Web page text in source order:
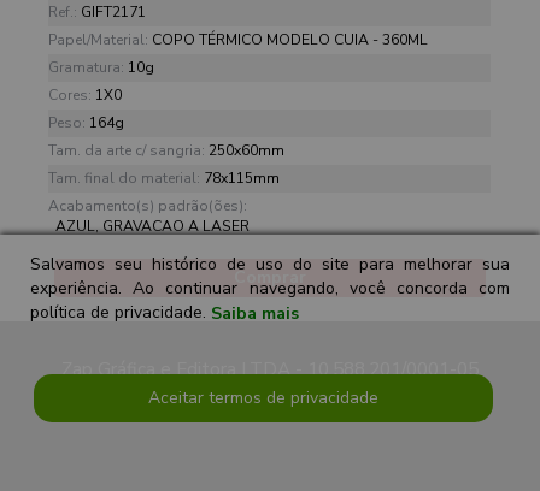
Ref.: GIFT2171
Papel/Material: COPO TÉRMICO MODELO CUIA - 360ML
Gramatura: 10g
Cores: 1X0
Peso: 164g
Tam. da arte c/ sangria: 250x60mm
Tam. final do material: 78x115mm
Acabamento(s) padrão(ões):
AZUL, GRAVACAO A LASER
Comprar
Zap Gráfica e Editora LTDA - 10.588.201/0001-05
Salvamos seu histórico de uso do site para melhorar sua
experiência. Ao continuar navegando, você concorda com
política de privacidade. Saiba mais
Aceitar termos de privacidade